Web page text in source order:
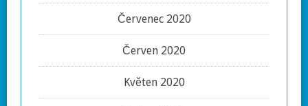
Červenec 2020
Červen 2020
Květen 2020